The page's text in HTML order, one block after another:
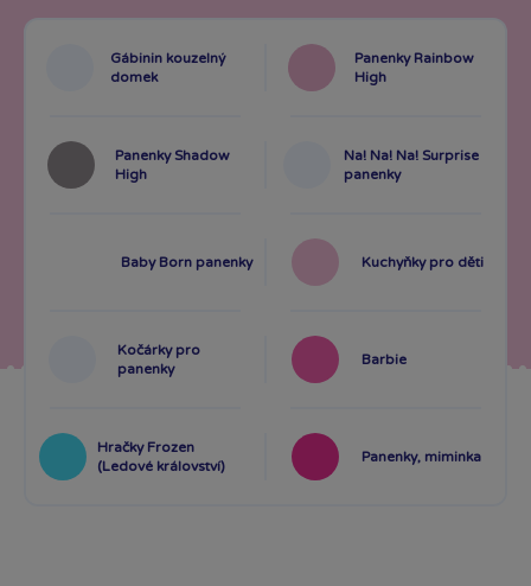
Gábinin kouzelný
domek
Panenky Rainbow
High
Panenky Shadow
High
Na! Na! Na! Surprise
panenky
Baby Born panenky Kuchyňky pro děti
Kočárky pro
panenky
Barbie
Hračky Frozen
(Ledové království)
Panenky, miminka